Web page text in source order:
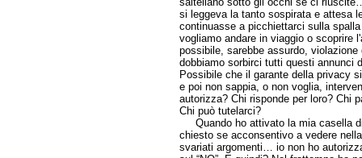
si leggeva la tanto sospirata e attesa
continuasse a picchiettarci sulla
vogliamo andare in viaggio o scoprire
possibile, sarebbe assurdo,
dobbiamo sorbirci tutti questi annunci
Possibile che il garante della privacy
e poi non sappia, o non voglia,
autorizza? Chi risponde per loro? Chi
Chi può tutelarci?
Quando ho attivato la mia casella
chiesto se acconsentivo a vedere
svariati argomenti… io non ho